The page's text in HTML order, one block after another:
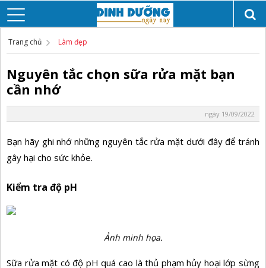
Trang chủ Làm đẹp
Nguyên tắc chọn sữa rửa mặt bạn
cần nhớ
ngày 19/09/2022
Bạn hãy ghi nhớ những nguyên tắc rửa mặt dưới đây để tránh
gây hại cho sức khỏe.
Kiểm tra độ pH
Ảnh minh họa.
Sữa rửa mặt có độ pH quá cao là thủ phạm hủy hoại lớp sừng